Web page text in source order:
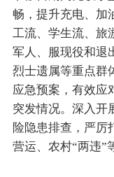
畅，提升充电、加
工流、学生流、旅
军人、服现役和退
烈士遗属等重点群
应急预案，有效应
突发情况。深入开
险隐患排查，严厉
营运、农村“两违”